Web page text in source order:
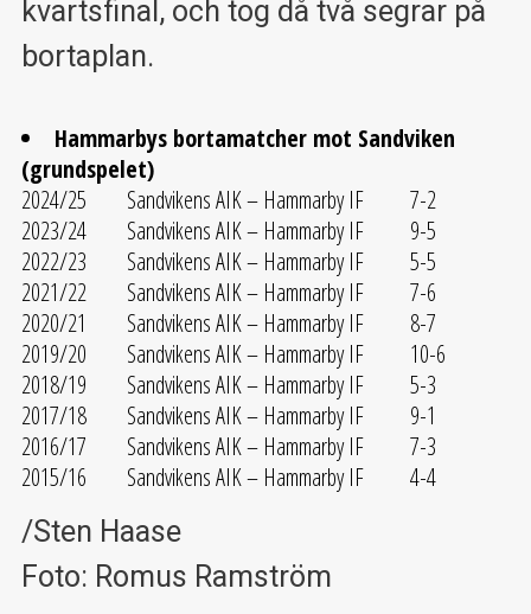
kvartsfinal, och tog då två segrar på
bortaplan.
Hammarbys bortamatcher mot Sandviken
(grundspelet)
2024/25 Sandvikens AIK – Hammarby IF 7-2
2023/24 Sandvikens AIK – Hammarby IF 9-5
2022/23 Sandvikens AIK – Hammarby IF 5-5
2021/22 Sandvikens AIK – Hammarby IF 7-6
2020/21 Sandvikens AIK – Hammarby IF 8-7
2019/20 Sandvikens AIK – Hammarby IF 10-6
2018/19 Sandvikens AIK – Hammarby IF 5-3
2017/18 Sandvikens AIK – Hammarby IF 9-1
2016/17 Sandvikens AIK – Hammarby IF 7-3
2015/16 Sandvikens AIK – Hammarby IF 4-4
/Sten Haase
Foto: Romus Ramström